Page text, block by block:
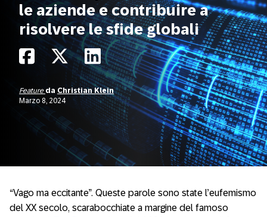
le aziende e contribuire a
risolvere le sfide globali
Feature da Christian Klein
Marzo 8, 2024
“Vago ma eccitante”. Queste parole sono state l’eufemismo
del XX secolo, scarabocchiate a margine del famoso